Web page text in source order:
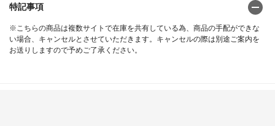
特記事項
※こちらの商品は複数サイトで在庫を共有している為、商品の手配ができな
い場合、キャンセルとさせていただきます。キャンセルの際は別途ご案内を
お送りしますので予めご了承ください。